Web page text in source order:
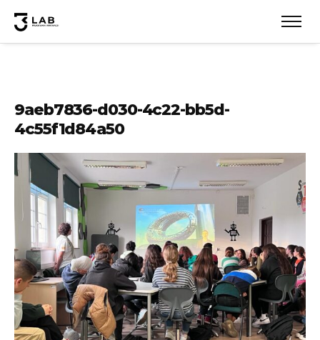
9aeb7836-d030-4c22-bb5d-
4c55f1d84a50